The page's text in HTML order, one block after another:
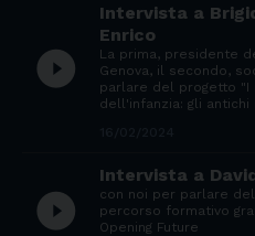
play_circle_filled
Intervista a
Enrico
La prima, presidente
Genova, il secondo,
parlare del progetto "I
dell'infanzia: gli antichi
play_circle_filled
Intervista a
con noi per parlare del
percorso formativo
Opening Future